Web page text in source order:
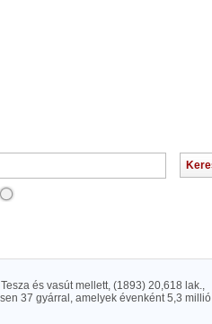
és vasút mellett, (1893) 20,618 lak.,
37 gyárral, amelyek évenként 5,3 millió